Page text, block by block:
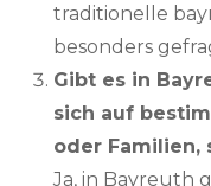
traditionelle
besonders
Gibt es in
sich auf
oder Familien,
Ja, in Bayreuth